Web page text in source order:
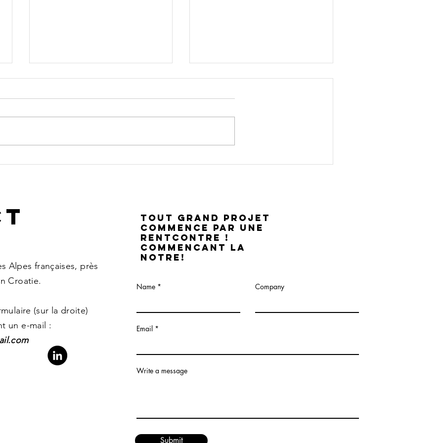
The wild
Continuum
Alpes françaises, près
Croatie.
(sur la droite)
un e-mail :
TOUT GRAND PROJET
COMMENCE PAR UNE
RENTCONTRE !
COMMENCANT LA
NOTRE!
Name Company
Email
Write a message
Submit